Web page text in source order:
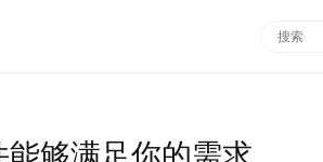
够满足你的需求